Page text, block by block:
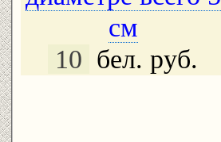
см
10 бел. руб.